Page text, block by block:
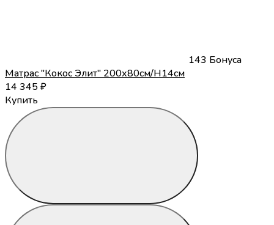
143 Бонуса
Матрас "Кокос Элит" 200х80см/H14см
14 345₽
Купить